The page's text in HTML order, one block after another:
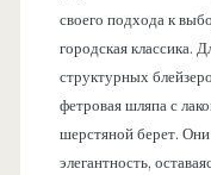
своего подхода к
городская классика.
структурных
фетровая шляпа с
шерстяной берет.
элегантность,